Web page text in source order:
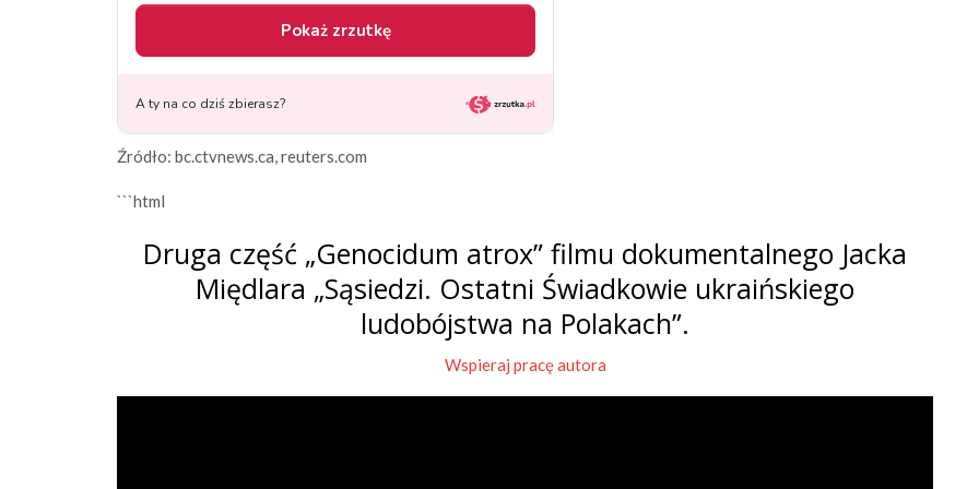
Źródło: bc.ctvnews.ca, reuters.com
```html
Druga część „Genocidum atrox” filmu dokumentalnego Jacka
Międlara „Sąsiedzi. Ostatni Świadkowie ukraińskiego
ludobójstwa na Polakach”.
Wspieraj pracę autora